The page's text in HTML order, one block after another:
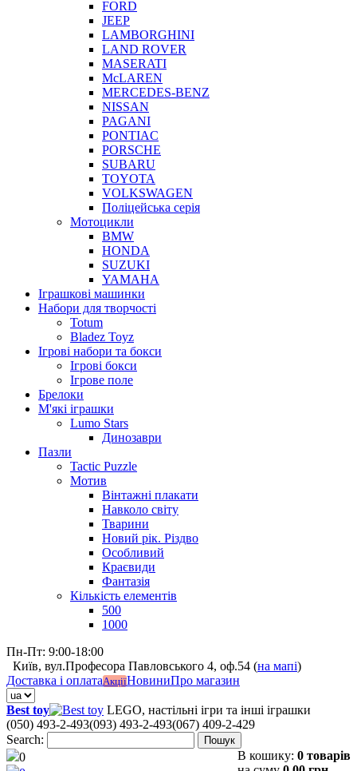
FORD
JEEP
LAMBORGHINI
LAND ROVER
MASERATI
McLAREN
MERCEDES-BENZ
NISSAN
PAGANI
PONTIAC
PORSCHE
SUBARU
TOYOTA
VOLKSWAGEN
Поліцейська серія
Мотоцикли
BMW
HONDA
SUZUKI
YAMAHA
Іграшкові машинки
Набори для творчості
Totum
Bladez Toyz
Ігрові набори та бокси
Ігрові бокси
Ігрове поле
Брелоки
М'які іграшки
Lumo Stars
Динозаври
Пазли
Tactic Puzzle
Мотив
Вінтажні плакати
Навколо світу
Тварини
Новий рік. Різдво
Особливий
Краєвиди
Фантазія
Кількість елементів
500
1000
Пн-Пт: 9:00-18:00
Київ, вул.Професора Павловського 4, оф.54 (на мапі)
Доставка і оплатаАкціїНовиниПро магазин
Best toy
LEGO, настільні ігри та інші іграшки
(050) 493-2-493(093) 493-2-493(067) 409-2-429
Search:
Пошук
0 В кошику: 0 товарів